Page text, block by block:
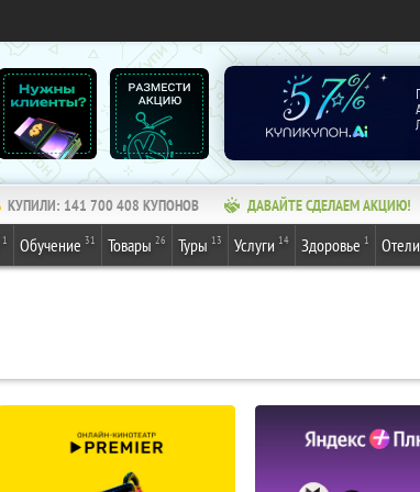
КУПИЛИ: 141 700 408 КУПОНОВ ДАВАЙТЕ СДЕЛАЕМ АКЦИЮ!
1 Обучение 31 Товары 26 Туры 13 Услуги 14 Здоровье 1 Отели